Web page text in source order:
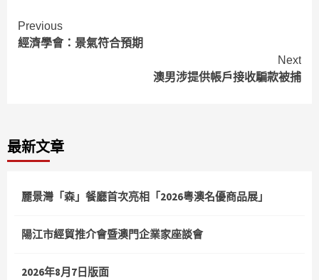
Continue
Reading
Previous
經濟學會：景氣符合預期
Next
澳男涉提供帳戶接收騙款被捕
最新文章
麗景灣「森」餐廳首次亮相「2026粵澳名優商品展」
陽江市經貿推介會暨澳門企業家座談會
2026年8月7日版面